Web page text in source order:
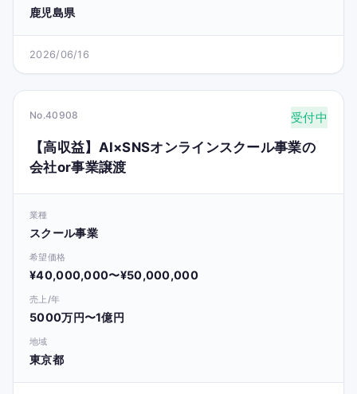
鹿児島県
2026/06/16
No.40908 受付中
【高収益】AI×SNSオンラインスクール事業の
会社or事業譲渡
業種
スクール事業
希望価格
¥40,000,000〜¥50,000,000
売上/年
5000万円〜1億円
地域
東京都